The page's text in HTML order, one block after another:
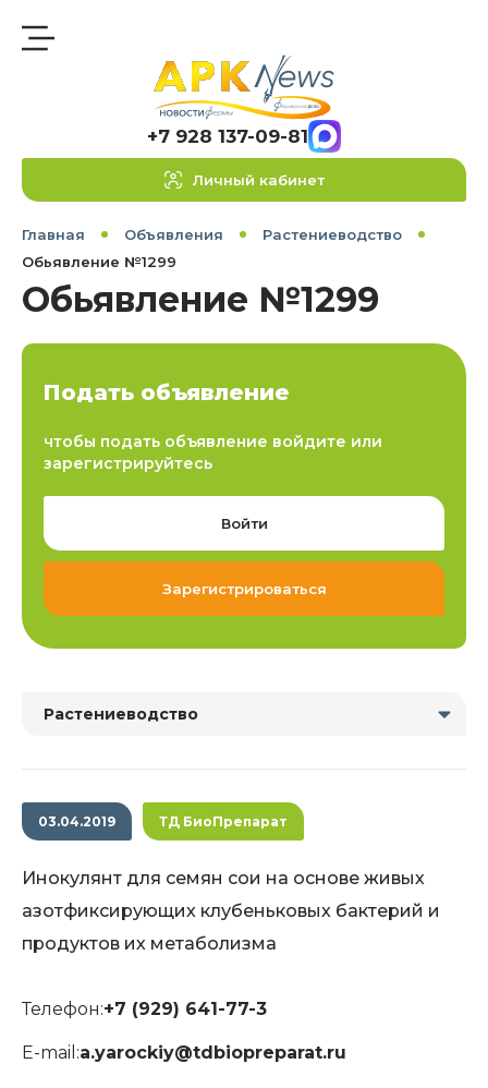
+7 928 137-09-81
Личный кабинет
Главная Объявления
Растениеводство
Обьявление №1299
Обьявление №1299
Подать объявление
чтобы подать объявление войдите или
зарегистрируйтесь
Войти
Зарегистрироваться
Растениеводство
03.04.2019 ТД БиоПрепарат
Инокулянт для семян сои на основе живых
азотфиксирующих клубеньковых бактерий и
продуктов их метаболизма
Телефон:+7 (929) 641-77-3
E-mail:a.yarockiy@tdbiopreparat.ru